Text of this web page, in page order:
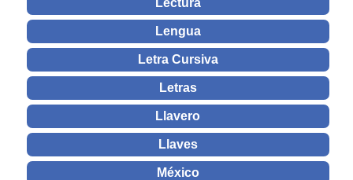
Lectura
Lengua
Letra Cursiva
Letras
Llavero
Llaves
México